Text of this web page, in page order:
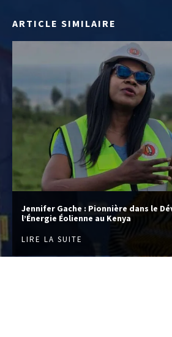
ARTICLE SIMILAIRE
Jennifer Gache : Pionnière dans le
l’Énergie Éolienne au Kenya
LIRE LA SUITE